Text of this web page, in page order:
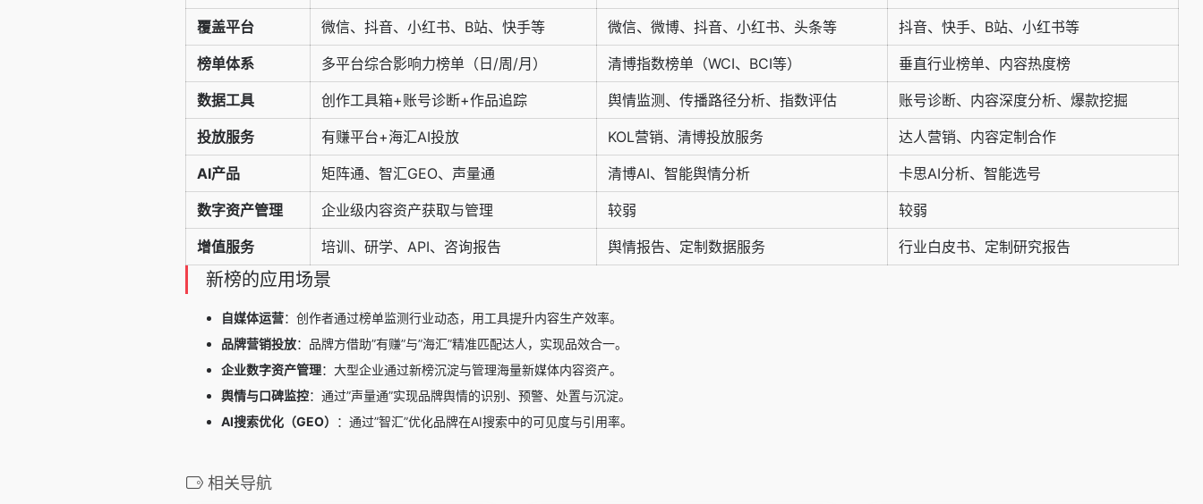
覆盖平台 微信、抖音、小红书、B站、快手等 微信、微博、抖音、小红书、头条等 抖音、快手、B站、小红书等
榜单体系 多平台综合影响力榜单（日/周/月） 清博指数榜单（WCI、BCI等） 垂直行业榜单、内容热度榜
数据工具 创作工具箱+账号诊断+作品追踪 舆情监测、传播路径分析、指数评估 账号诊断、内容深度分析、爆款挖掘
投放服务 有赚平台+海汇AI投放 KOL营销、清博投放服务 达人营销、内容定制合作
AI产品 矩阵通、智汇GEO、声量通 清博AI、智能舆情分析 卡思AI分析、智能选号
数字资产管理 企业级内容资产获取与管理 较弱 较弱
增值服务 培训、研学、API、咨询报告 舆情报告、定制数据服务 行业白皮书、定制研究报告
新榜的应用场景
自媒体运营：创作者通过榜单监测行业动态，用工具提升内容生产效率。
品牌营销投放：品牌方借助”有赚”与”海汇”精准匹配达人，实现品效合一。
企业数字资产管理：大型企业通过新榜沉淀与管理海量新媒体内容资产。
舆情与口碑监控：通过”声量通”实现品牌舆情的识别、预警、处置与沉淀。
AI搜索优化（GEO）
：通过”智汇”优化品牌在AI搜索中的可见度与引用率。
相关导航